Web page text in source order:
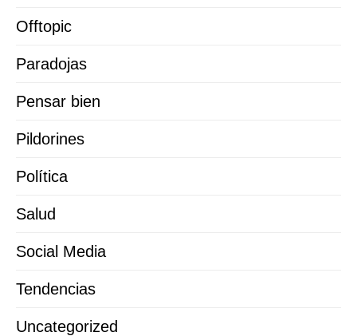
Offtopic
Paradojas
Pensar bien
Pildorines
Política
Salud
Social Media
Tendencias
Uncategorized